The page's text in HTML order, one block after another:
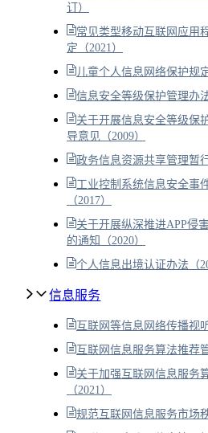
订）
常见类型移动互联网应用
定（2021）
儿童个人信息网络保护规
信息安全等级保护管理办法
关于开展信息安全等级保
导意见（2009）
政务信息资源共享管理暂
工业控制系统信息安全事
（2017）
关于开展纵深推进APP侵
的通知（2020）
个人信息出境认证办法（
信息服务
互联网等信息网络传播视
互联网信息服务算法推荐
关于加强互联网信息服务
（2021）
规范互联网信息服务市场